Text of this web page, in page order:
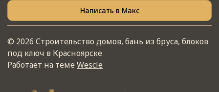
Написать в Макс
© 2026 Строительство домов, бань из бруса, блоков
под ключ в Красноярске
Работает на темеWescle